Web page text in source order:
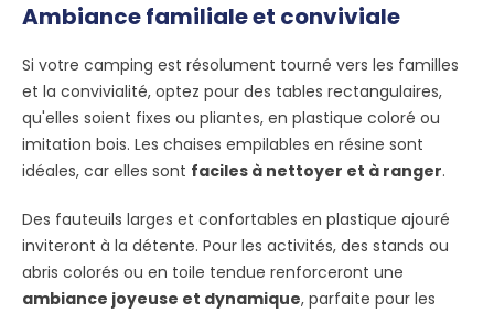
Ambiance familiale et conviviale
Si votre camping est résolument tourné vers les familles
et la convivialité, optez pour des tables rectangulaires,
qu'elles soient fixes ou pliantes, en plastique coloré ou
imitation bois. Les chaises empilables en résine sont
idéales, car elles sont faciles à nettoyer et à ranger.
Des fauteuils larges et confortables en plastique ajouré
inviteront à la détente. Pour les activités, des stands ou
abris colorés ou en toile tendue renforceront une
ambiance joyeuse et dynamique, parfaite pour les